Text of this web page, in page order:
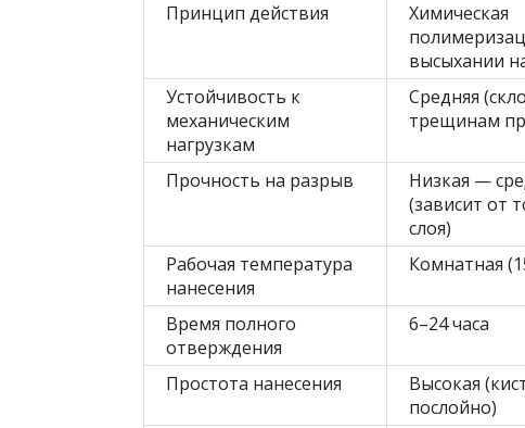
Принцип действия
Химическая
высыхании
Устойчивость к
механическим
нагрузкам
Средняя
трещинам
Прочность на разрыв
Низкая —
(зависит от
слоя)
Рабочая температура
нанесения
Комнатная
Время полного
отверждения
6–24 часа
Простота нанесения
Высокая
послойно)